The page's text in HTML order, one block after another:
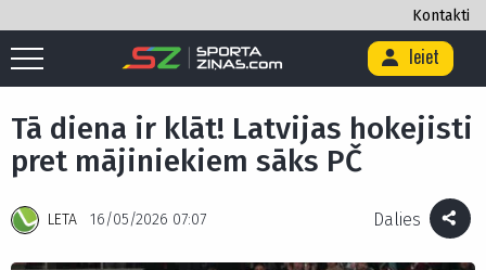
Kontakti
Ieiet
Sākums / Tā diena ir klāt! Latvijas hokejisti pret mājiniekiem
Tā diena ir klāt! Latvijas hokejisti
pret mājiniekiem sāks PČ
LETA 16/05/2026 07:07 Dalies